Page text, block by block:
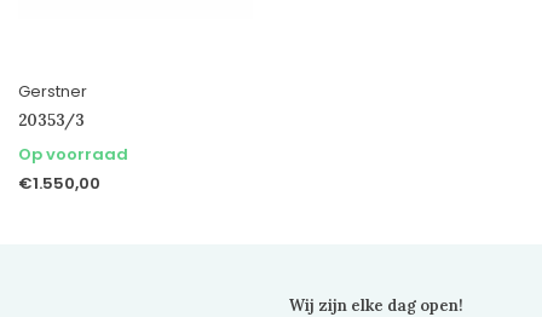
Gerstner
20353/3
Op voorraad
€1.550,00
Wij zijn elke dag open!